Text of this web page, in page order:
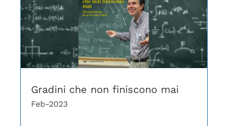
Gradini che non finiscono mai
Feb-2023